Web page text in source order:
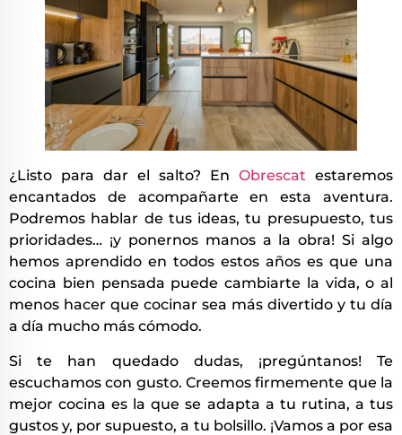
¿Listo para dar el salto? En Obrescat estaremos
encantados de acompañarte en esta aventura.
Podremos hablar de tus ideas, tu presupuesto, tus
prioridades… ¡y ponernos manos a la obra! Si algo
hemos aprendido en todos estos años es que una
cocina bien pensada puede cambiarte la vida, o al
menos hacer que cocinar sea más divertido y tu día
a día mucho más cómodo.
Si te han quedado dudas, ¡pregúntanos! Te
escuchamos con gusto. Creemos firmemente que la
mejor cocina es la que se adapta a tu rutina, a tus
gustos y, por supuesto, a tu bolsillo. ¡Vamos a por esa